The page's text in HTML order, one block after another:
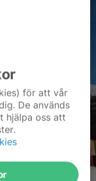
för att vår
De används
hjälpa oss att